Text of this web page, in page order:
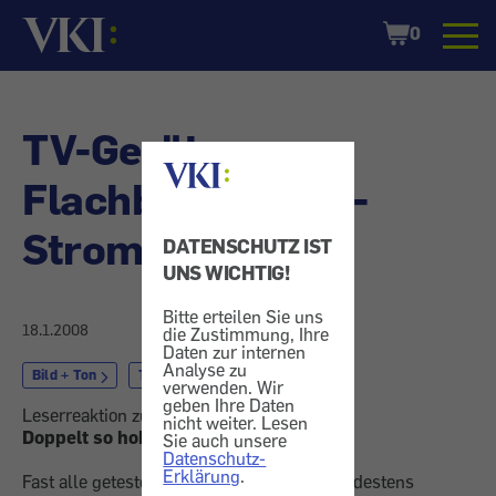
DATENSCHUTZ IST
UNS WICHTIG!
Bitte erteilen Sie uns
die Zustimmung, Ihre
Daten zur internen
Analyse zu
verwenden. Wir
geben Ihre Daten
nicht weiter. Lesen
Sie auch unsere
Datenschutz-
Erklärung.
Startseite
Shopping
Cart
0
TV-Geräte:
Flachbildschirm -
Stromfresser
18.1.2008
Bild + Ton TV-Geräte
Leserreaktion zu Konsument 12/2007.
Doppelt so hoher Energieverbrauch
Fast alle getesteten Modelle „fressen“ mindestens